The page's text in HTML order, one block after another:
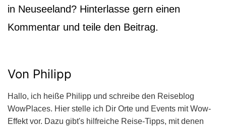
in Neuseeland? Hinterlasse gern einen
Kommentar und teile den Beitrag.
Von Philipp
Hallo, ich heiße Philipp und schreibe den Reiseblog
WowPlaces. Hier stelle ich Dir Orte und Events mit Wow-
Effekt vor. Dazu gibt's hilfreiche Reise-Tipps, mit denen